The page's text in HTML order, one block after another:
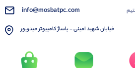
info@mosbatpc.com
خیابان شهید امینی - پاساژ کامپیوتر حیدرپور